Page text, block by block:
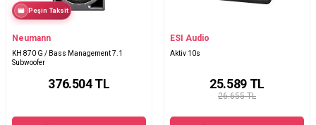
Peşin Taksit
Neumann
KH 870 G / Bass Management 7.1
Subwoofer
376.504TL
ESI Audio
Aktiv 10s
26.655 TL
25.589TL